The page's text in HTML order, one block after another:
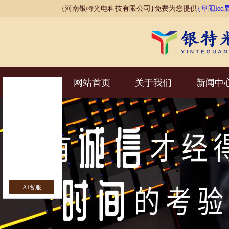
{河南银特光电科技有限公司}免费为您提供{阜阳led
网站首页 关于我们 新闻中
AI客服